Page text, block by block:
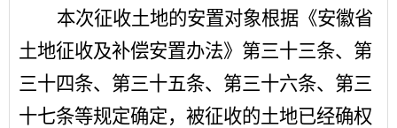
本次征收土地的安置对象根据《安徽省
土地征收及补偿安置办法》第三十三条、第
三十四条、第三十五条、第三十六条、第三
十七条等规定确定，被征收的土地已经确权